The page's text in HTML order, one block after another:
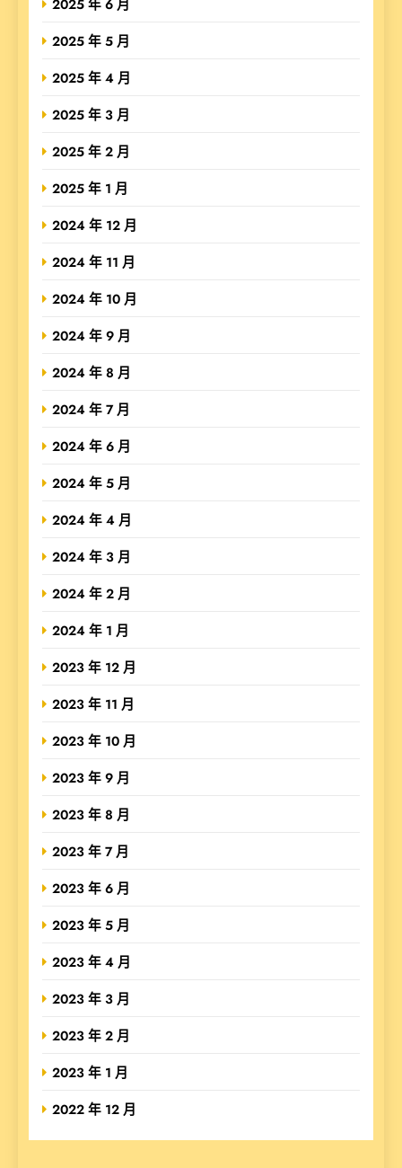
2025 年 6 月
2025 年 5 月
2025 年 4 月
2025 年 3 月
2025 年 2 月
2025 年 1 月
2024 年 12 月
2024 年 11 月
2024 年 10 月
2024 年 9 月
2024 年 8 月
2024 年 7 月
2024 年 6 月
2024 年 5 月
2024 年 4 月
2024 年 3 月
2024 年 2 月
2024 年 1 月
2023 年 12 月
2023 年 11 月
2023 年 10 月
2023 年 9 月
2023 年 8 月
2023 年 7 月
2023 年 6 月
2023 年 5 月
2023 年 4 月
2023 年 3 月
2023 年 2 月
2023 年 1 月
2022 年 12 月